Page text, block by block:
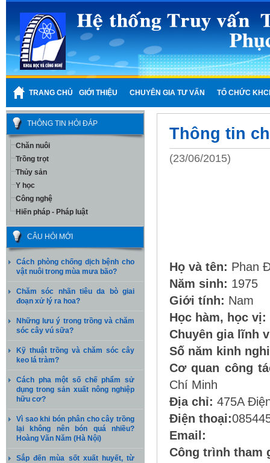
TRANG CHỦ GIỚI THIỆU CHUYÊN GIA TƯ VẤN TỔ CHỨC
THÔNG TIN HỎI ĐÁP
Chăn nuôi
Trồng trọt
Thủy sản
Y học
Công nghệ
Hiến pháp - Pháp luật
CÂU HỎI MỚI
Cách phòng chống dịch bệnh cho
vật nuôi trong mùa mưa bão?
Chăm sóc nhãn tiêu da bò giai
đoạn xử lý ra hoa?
Những lưu ý trong trồng và chăm
sóc cây vú sữa?
Kỹ thuật trồng và chăm sóc cây
keo lá tràm?
Cách pha một số chế phẩm sử
dụng trong sản xuất nông nghiệp
hữu cơ?
Vì sao khi bón phân cho cây trồng
lại không nên bón quá nhiều?
Hoàng Văn Năm (Hà Nội)
Sắp đến mùa sốt xuất huyết, từ
Thông tin
(23/06/2015)
Họ và tên: Phan
Năm sinh: 1975
Giới tính: Nam
Học hàm, học vị:
Chuyên gia lĩnh
Số năm kinh
Cơ quan công
Chí Minh
Địa chỉ: 475A
Điện thoại:
Email:
Công trình tham